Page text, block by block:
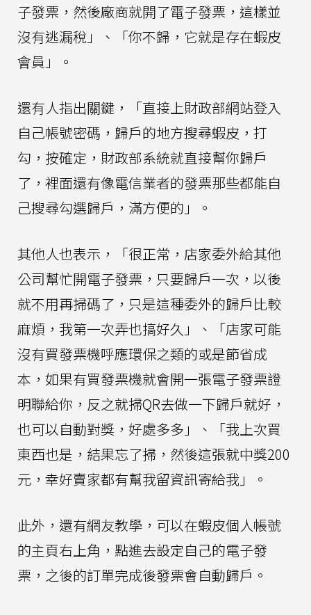
子發票，然後廠商就開了電子發票，這樣並
沒有逃漏稅」、「你不歸，它就是存在蝦皮
會員」。
還有人指出關鍵，「直接上財政部網站登入
自己帳號密碼，歸戶的地方搜尋蝦皮，打
勾，按確定，財政部系統就直接幫你歸戶
了，裡面還有像電信業者的發票那些都能自
己搜尋勾選歸戶，滿方便的」。
其他人也表示，「很正常，店家委外給其他
公司幫忙開電子發票，只要歸戶一次，以後
就不用再掃碼了，只是這種委外的歸戶比較
麻煩，我第一次弄也搞好久」、「店家可能
沒有買發票機呼應環保之類的或是節省成
本，如果有買發票機就會開一張電子發票證
明聯給你，反之就掃QR去做一下歸戶就好，
也可以自動對獎，好處多多」、「我上次買
東西也是，結果忘了掃，然後這張就中獎200
元，幸好賣家都有幫我留資訊寄給我」。
此外，還有網友教學，可以在蝦皮個人帳號
的主頁右上角，點進去設定自己的電子發
票，之後的訂單完成後發票會自動歸戶。